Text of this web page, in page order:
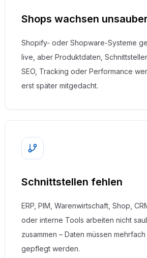
Shops wachsen unsauber
Shopify- oder Shopware-Systeme
live, aber Produktdaten,
SEO, Tracking oder Performance
erst später mitgedacht.
Schnittstellen fehlen
ERP, PIM, Warenwirtschaft, Shop,
oder interne Tools arbeiten nicht
zusammen – Daten müssen mehrfach
gepflegt werden.